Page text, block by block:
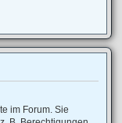
im Forum. Sie